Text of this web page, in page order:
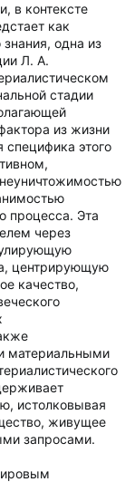
в контексте
как
одна из
Л. А.
стадии
из жизни
специфика этого
процесса. Эта
через
центрирующую
качество,
материальными
истолковывая
живущее
запросами.